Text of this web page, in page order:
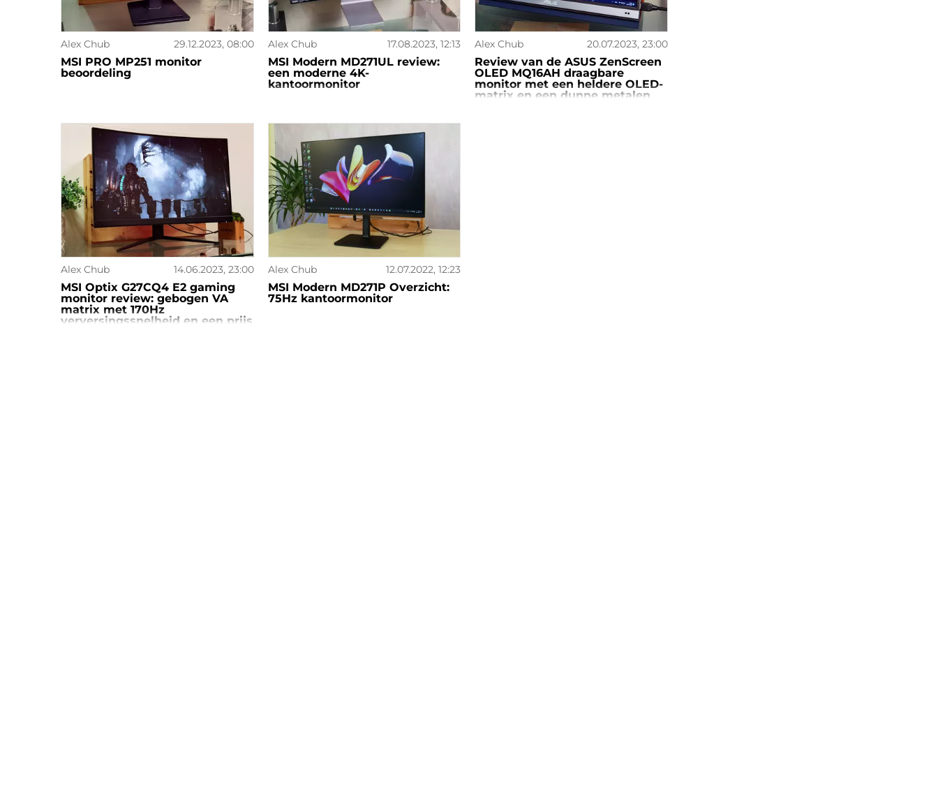
Alex Chub 29.12.2023, 08:00
MSI PRO MP251 monitor
beoordeling
Alex Chub 17.08.2023, 12:13
MSI Modern MD271UL review:
een moderne 4K-
kantoormonitor
Alex Chub 20.07.2023, 23:00
Review van de ASUS ZenScreen
OLED MQ16AH draagbare
monitor met een heldere OLED-
matrix en een dunne metalen
Alex Chub 14.06.2023, 23:00
MSI Optix G27CQ4 E2 gaming
monitor review: gebogen VA
matrix met 170Hz
verversingssnelheid en een prijs
Alex Chub 12.07.2022, 12:23
MSI Modern MD271P Overzicht:
75Hz kantoormonitor